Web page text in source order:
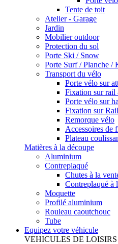
Tente de toit
Atelier - Garage
Jardin
Mobilier outdoor
Protection du sol
Porte Ski / Snow
Porte Surf / Planche /
Transport du vélo
Porte vélo sur
Fixation sur
Porte vélo sur
Fixation sur Rail
Remorque vélo
Accessoires de
Plateau
Matières à la découpe
Aluminium
Contreplaqué
Chutes à la
Contreplaqué à
Moquette
Profilé aluminium
Rouleau caoutchouc
Tube
Equipez votre véhicule
VEHICULES DE LOISIRS